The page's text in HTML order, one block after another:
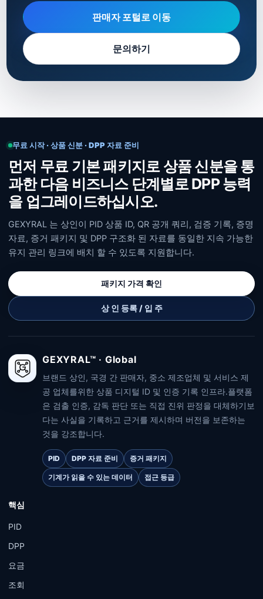
판매자 포털로 이동
문의하기
무료 시작 · 상품 신분 · DPP 자료 준비
먼저 무료 기본 패키지로 상품 신분을 통
과한 다음 비즈니스 단계별로 DPP 능력
을 업그레이드하십시오.
GEXYRAL 는 상인이 PID 상품 ID, QR 공개 쿼리, 검증 기록, 증명
자료, 증거 패키지 및 DPP 구조화 된 자료를 동일한 지속 가능한
유지 관리 링크에 배치 할 수 있도록 지원합니다.
패키지 가격 확인
상 인 등록 / 입 주
GEXYRAL™ · Global
브랜드 상인, 국경 간 판매자, 중소 제조업체 및 서비스 제
공 업체를위한 상품 디지털 ID 및 인증 기록 인프라.플랫폼
은 검출 인증, 감독 판단 또는 직접 진위 판정을 대체하기보
다는 사실을 기록하고 근거를 제시하며 버전을 보존하는
것을 강조합니다.
PID DPP 자료 준비 증거 패키지
기계가 읽을 수 있는 데이터 접근 등급
핵심
PID
DPP
요금
조회